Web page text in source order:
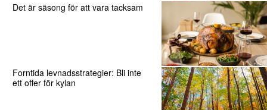
Det är säsong för att vara tacksam
Forntida levnadsstrategier: Bli inte
ett offer för kylan